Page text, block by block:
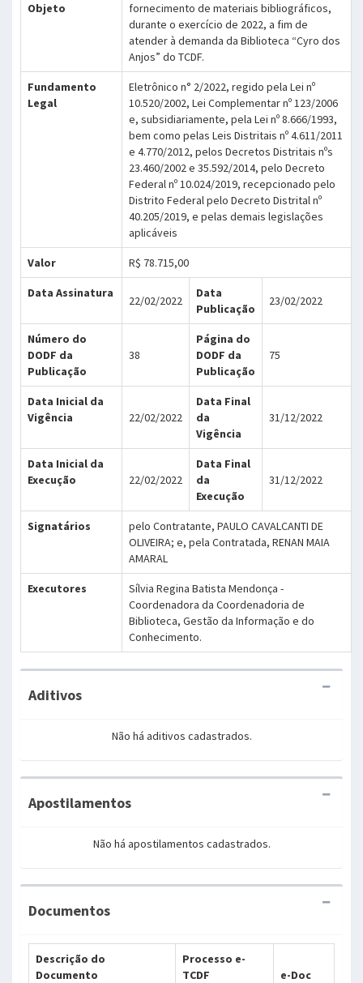
Objeto
fornecimento de materiais bibliográficos,
durante o exercício de 2022, a fim de
atender à demanda da Biblioteca “Cyro dos
Anjos” do TCDF.
Fundamento
Legal
Eletrônico n° 2/2022, regido pela Lei nº
10.520/2002, Lei Complementar nº 123/2006
e, subsidiariamente, pela Lei nº 8.666/1993,
bem como pelas Leis Distritais nº 4.611/2011
e 4.770/2012, pelos Decretos Distritais nºs
23.460/2002 e 35.592/2014, pelo Decreto
Federal nº 10.024/2019, recepcionado pelo
Distrito Federal pelo Decreto Distrital nº
40.205/2019, e pelas demais legislações
aplicáveis
Valor R$ 78.715,00
Data Assinatura
22/02/2022
Data
Publicação
23/02/2022
Número do
DODF da
Publicação
38
Página do
DODF da
Publicação
75
Data Inicial da
Vigência
22/02/2022
Data Final
da
Vigência
31/12/2022
Data Inicial da
Execução
22/02/2022
Data Final
da
Execução
31/12/2022
Signatários
pelo Contratante, PAULO CAVALCANTI DE
OLIVEIRA; e, pela Contratada, RENAN MAIA
AMARAL
Executores
Sílvia Regina Batista Mendonça -
Coordenadora da Coordenadoria de
Biblioteca, Gestão da Informação e do
Conhecimento.
Aditivos
Não há aditivos cadastrados.
Apostilamentos
Não há apostilamentos cadastrados.
Documentos
Descrição do
Documento
Processo e-
TCDF
e-Doc